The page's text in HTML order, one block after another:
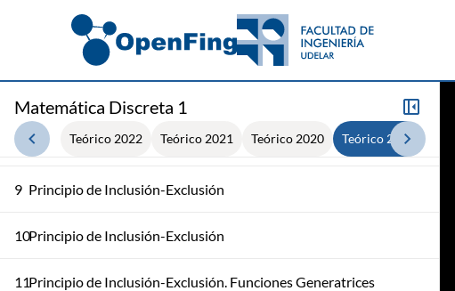
Matemática Discreta 1
Teórico 2022 Teórico 2021 Teórico 2020 Teórico 2013
Funciones
8 Principio de Inclusión-Exclusión
9 Principio de Inclusión-Exclusión
10Principio de Inclusión-Exclusión
11Principio de Inclusión-Exclusión. Funciones Generatrices